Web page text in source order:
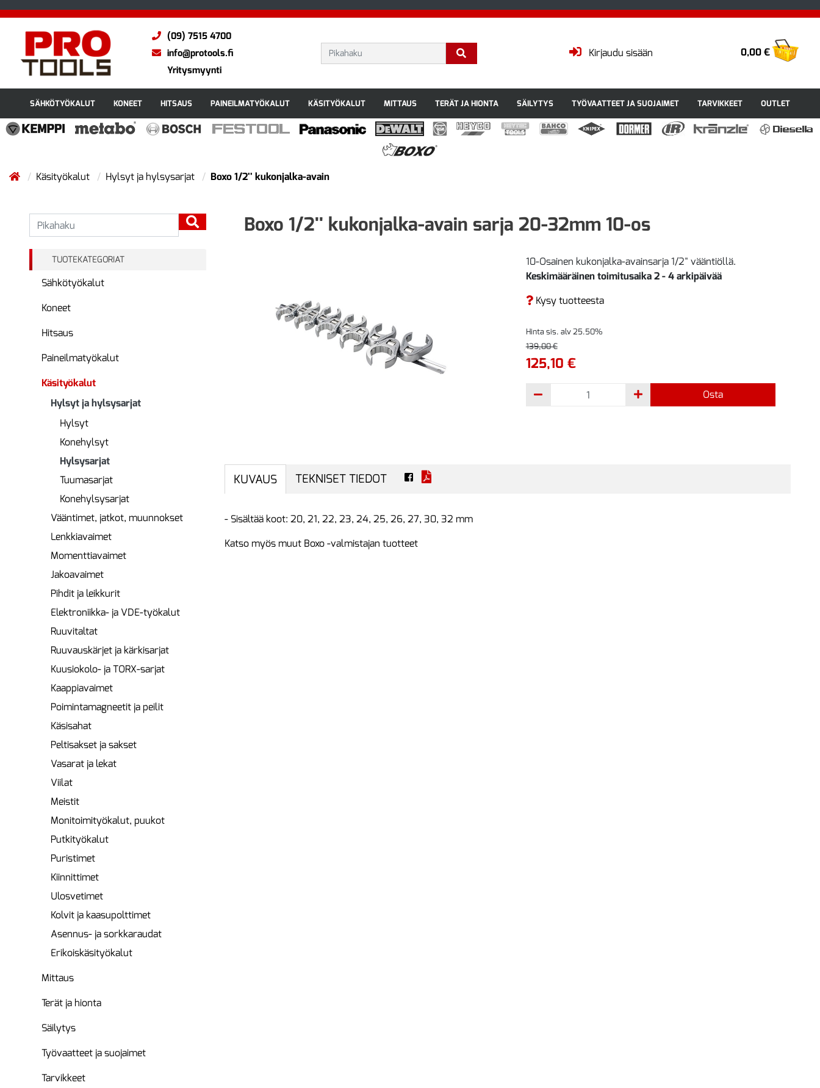
(09) 7515 4700
info@protools.fi
Yritysmyynti
0,00 €
Kirjaudu sisään
SÄHKÖTYÖKALUT KONEET HITSAUS PAINEILMATYÖKALUT KÄSITYÖKALUT MITTAUS TERÄT JA HIONTA SÄILYTYS TYÖVAATTEET JA SUOJAIMET TARVIKKEET OUTLET
Käsityökalut Hylsyt ja hylsysarjat Boxo 1/2'' kukonjalka-avain
TUOTEKATEGORIAT
Sähkötyökalut
Koneet
Hitsaus
Paineilmatyökalut
Käsityökalut
Hylsyt ja hylsysarjat
Hylsyt
Konehylsyt
Hylsysarjat
Tuumasarjat
Konehylsysarjat
Vääntimet, jatkot, muunnokset
Lenkkiavaimet
Momenttiavaimet
Jakoavaimet
Pihdit ja leikkurit
Elektroniikka- ja VDE-työkalut
Ruuvitaltat
Ruuvauskärjet ja kärkisarjat
Kuusiokolo- ja TORX-sarjat
Kaappiavaimet
Poimintamagneetit ja peilit
Käsisahat
Peltisakset ja sakset
Vasarat ja lekat
Viilat
Meistit
Monitoimityökalut, puukot
Putkityökalut
Puristimet
Kiinnittimet
Ulosvetimet
Kolvit ja kaasupolttimet
Asennus- ja sorkkaraudat
Erikoiskäsityökalut
Mittaus
Terät ja hionta
Säilytys
Työvaatteet ja suojaimet
Tarvikkeet
Boxo 1/2'' kukonjalka-avain sarja 20-32mm 10-os
10-Osainen kukonjalka-avainsarja 1/2" vääntiöllä.
Keskimääräinen toimitusaika 2 - 4 arkipäivää
Kysy tuotteesta
Hinta sis. alv 25.50%
139,00 €
125,10 €
Osta
KUVAUS TEKNISET TIEDOT
- Sisältää koot: 20, 21, 22, 23, 24, 25, 26, 27, 30, 32 mm
Katso myös muut Boxo -valmistajan tuotteet